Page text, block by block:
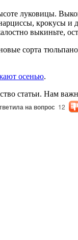
луковицы.
крокусы и
выкиньте,
сорта
осенью.
статьи. Нам
на вопрос 12